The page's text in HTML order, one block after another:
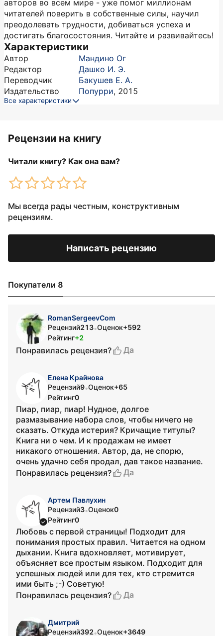
авторов во всем мире - уже помог миллионам
читателей поверить в собственные силы, научил
преодолевать трудности, добиваться успеха и
достигать благосостояния. Читайте и развивайтесь!
Характеристики
Автор
Мандино Ог
Редактор
Дашко И. Э.
Переводчик
Бакушев Е. А.
Издательство
Попурри, 2015
Все характеристики
Рецензии на книгу
Читали книгу? Как она вам?
Мы всегда рады честным, конструктивным
рецензиям.
Написать рецензию
Покупатели 8
RomanSergeevCom
Рецензий213•Оценок+592
Рейтинг+2
Понравилась рецензия? Да
Елена Крайнова
Рецензий9•Оценок+65
Рейтинг0
Пиар, пиар, пиар! Нудное, долгое
размазывание набора слов, чтобы ничего не
сказать. Откуда истерия? Кричащие титулы?
Книга ни о чем. И к продажам не имеет
никакого отношения. Автор, да, не спорю,
очень удачно себя продал, дав такое название.
Понравилась рецензия?
Да
Артем Павлухин
Рецензий3•Оценок0
Рейтинг0
Любовь с первой страницы! Подходит для
понимания простых правил. Читается на одном
дыхании. Книга вдохновляет, мотивирует,
объясняет все простым языком. Подходит для
успешных людей или для тех, кто стремится
ими быть ;-) Советую!
Понравилась рецензия?
Да
Дмитрий
Рецензий392•Оценок+3649